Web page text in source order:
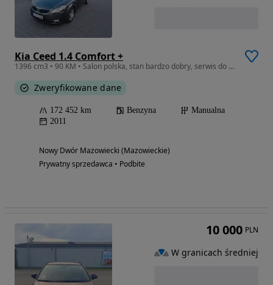
Kia Ceed 1.4 Comfort +
1396 cm3 • 90 KM • Salon polska, stan bardzo dobry, serwis do 25r.
Zweryfikowane dane
172 452 km Benzyna
Manualna
2011
Nowy Dwór Mazowiecki (Mazowieckie)
Prywatny sprzedawca • Podbite
10 000 PLN
W granicach średniej